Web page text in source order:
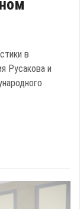
в
Русакова и